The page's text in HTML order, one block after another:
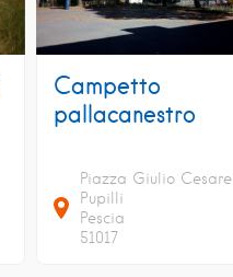
Campetto
pallacanestro
Piazza Giulio Cesare
Pupilli
Pescia
51017